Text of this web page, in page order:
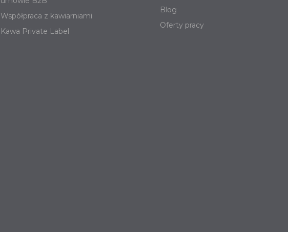
Współpraca z kawiarniami
Kawa Private Label
Blog
Oferty pracy